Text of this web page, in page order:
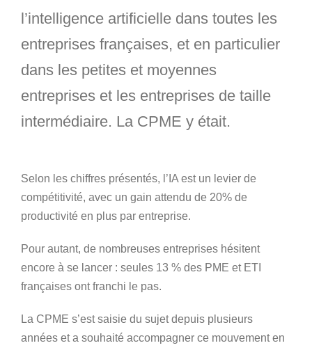
l’intelligence artificielle dans toutes les
entreprises françaises, et en particulier
dans les petites et moyennes
entreprises et les entreprises de taille
intermédiaire. La CPME y était.
Selon les chiffres présentés, l’IA est un levier de
compétitivité, avec un gain attendu de 20% de
productivité en plus par entreprise.
Pour autant, de nombreuses entreprises hésitent
encore à se lancer : seules 13 % des PME et ETI
françaises ont franchi le pas.
La CPME s’est saisie du sujet depuis plusieurs
années et a souhaité accompagner ce mouvement en